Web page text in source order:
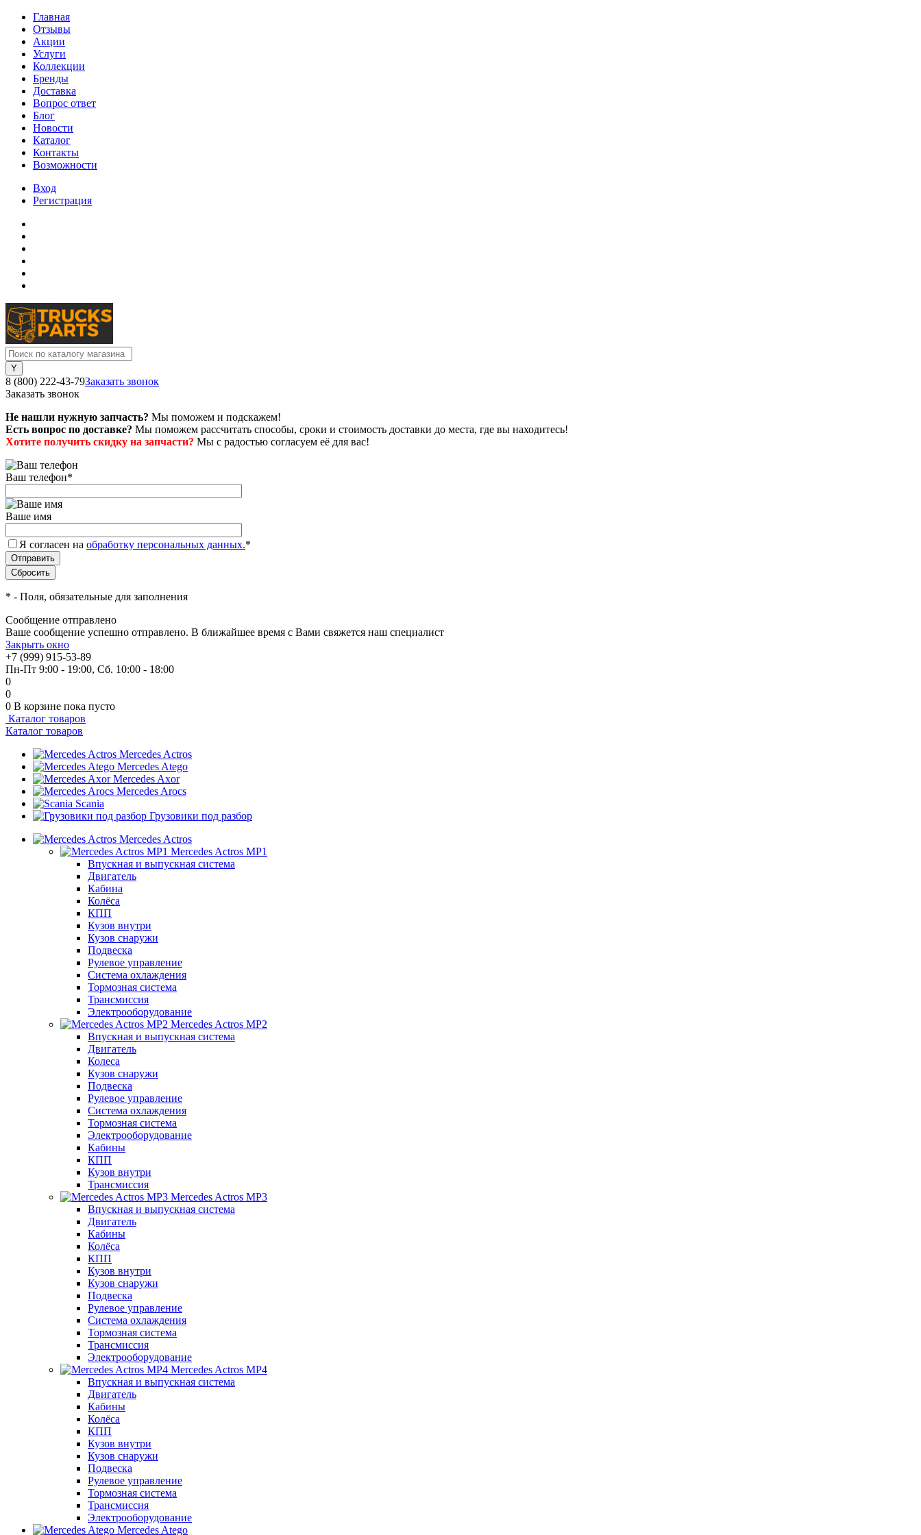
Главная
Отзывы
Акции
Услуги
Коллекции
Бренды
Доставка
Вопрос ответ
Блог
Новости
Каталог
Контакты
Возможности
Вход
Регистрация
8 (800) 222-43-79Заказать звонок
Заказать звонок
Не нашли нужную запчасть? Мы поможем и подскажем!
Есть вопрос по доставке? Мы поможем рассчитать способы, сроки и стоимость доставки до места, где вы находитесь!
Хотите получить скидку на запчасти? Мы с радостью согласуем её для вас!
Ваш телефон*
Ваше имя
Я согласен на обработку персональных данных.*
* - Поля, обязательные для заполнения
Сообщение отправлено
Ваше сообщение успешно отправлено. В ближайшее время с Вами свяжется наш специалист
Закрыть окно
+7 (999) 915-53-89
Пн-Пт 9:00 - 19:00, Сб. 10:00 - 18:00
0
0
0 В корзине пока пусто
Каталог товаров
Каталог товаров
Mercedes Actros
Mercedes Atego
Mercedes Axor
Mercedes Arocs
Scania
Грузовики под разбор
Mercedes Actros
Mercedes Actros MP1
Впускная и выпускная система
Двигатель
Кабина
Колёса
КПП
Кузов внутри
Кузов снаружи
Подвеска
Рулевое управление
Система охлаждения
Тормозная система
Трансмиссия
Электрооборудование
Mercedes Actros MP2
Впускная и выпускная система
Двигатель
Колеса
Кузов снаружи
Подвеска
Рулевое управление
Система охлаждения
Тормозная система
Электрооборудование
Кабины
КПП
Кузов внутри
Трансмиссия
Mercedes Actros MP3
Впускная и выпускная система
Двигатель
Кабины
Колёса
КПП
Кузов внутри
Кузов снаружи
Подвеска
Рулевое управление
Система охлаждения
Тормозная система
Трансмиссия
Электрооборудование
Mercedes Actros MP4
Впускная и выпускная система
Двигатель
Кабины
Колёса
КПП
Кузов внутри
Кузов снаружи
Подвеска
Рулевое управление
Тормозная система
Трансмиссия
Электрооборудование
Mercedes Atego